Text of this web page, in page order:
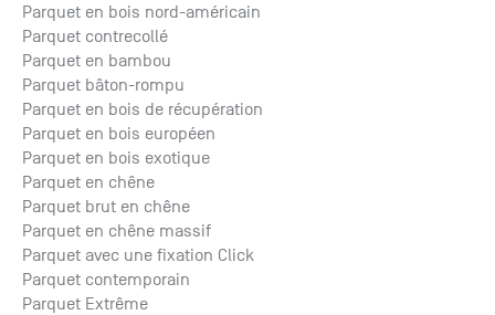
Parquet en bois nord-américain
Parquet contrecollé
Parquet en bambou
Parquet bâton-rompu
Parquet en bois de récupération
Parquet en bois européen
Parquet en bois exotique
Parquet en chêne
Parquet brut en chêne
Parquet en chêne massif
Parquet avec une fixation Click
Parquet contemporain
Parquet Extrême